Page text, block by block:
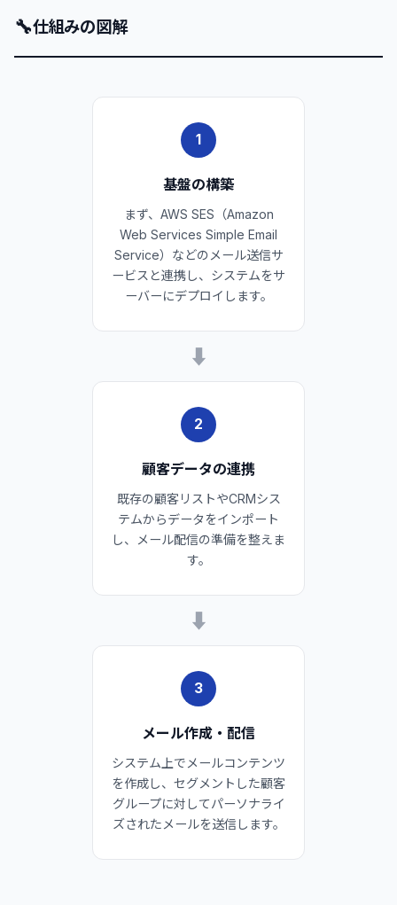
🔧仕組みの図解
1
基盤の構築
まず、AWS SES（Amazon
Web Services Simple Email
Service）などのメール送信サ
ービスと連携し、システムをサ
ーバーにデプロイします。
➡
2
顧客データの連携
既存の顧客リストやCRMシス
テムからデータをインポート
し、メール配信の準備を整えま
す。
➡
3
メール作成・配信
システム上でメールコンテンツ
を作成し、セグメントした顧客
グループに対してパーソナライ
ズされたメールを送信します。